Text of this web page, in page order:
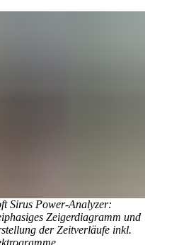
Sirus Power-Analyzer:
Zeigerdiagramm und
der Zeitverläufe inkl.